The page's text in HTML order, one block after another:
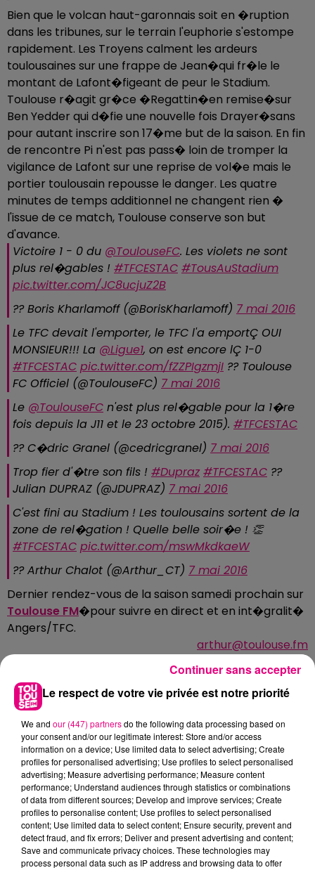
Bien que le volcan haut-garonnais soit en �ruption
dans les tribunes, sur le terrain l'euphorie s'estompe
rapidement. Les Troyens calment les ardeurs
toulousaines sur une frappe de Jean�qui fr�le le
montant de Lafont�figeant de peur le Stadium.
Toulouse r�agit gr�ce �Regattin�en remise�sur
Ben Yedder qui d�fie une nouvelle fois Drayer�sans
pour autant inscrire son 17�me but de la saison. En fin
de rencontre Pi n'est pas pass� loin de tromper la
vigilance de Lafont sur une reprise de vol�e mais le
portier toulousain repousse le danger. Les quatre
minutes de temps additionnel ne changent rien �
l'issue de ce match, Toulouse conserve son but
d'avance.
Victoire 1 - 0 du @ToulouseFC. Les violets ne sont
plus rel�gables ! #TFCESTAC #TousAuStadium
pic.twitter.com/JC8ucjuZ2B
?? Boris Kharlamoff (@BorisKharlamoff) 7 mai 2016
Le TFC devait l'emporter, le TFC l'a emportÇ OUI
MONSIEUR!!! La @Ligue1, on est encore lÇ 1-0
#TFCESTAC pic.twitter.com/fZZPIgzmjI ?? Toulouse
FC Officiel (@ToulouseFC) 7 mai 2016
Le @ToulouseFC n'est plus rel�gable pour la 1�re
fois depuis la J11 et le 23 octobre 2015). #TFCESTAC
?? C�dric Granel (@cedricgranel) 7 mai 2016
Trop fier d'�tre son fils ! #Dupraz #TFCESTAC ??
Julian DUPRAZ (@JDUPRAZ) 7 mai 2016
C'est fini au Stadium ! Les toulousains sortent de la
zone de rel�gation ! Quelle belle soir�e ! 👏
#TFCESTAC pic.twitter.com/mswMkdkaeW
?? Arthur Chalot (@Arthur_CT) 7 mai 2016
Dernier rendez-vous de la saison samedi prochain sur
Toulouse FM�pour suivre en direct et en int�gralit�
Angers/TFC.
arthur@toulouse.fm
À LA UNE
Le respect de votre vie privée est notre priorité
We and our (447) partnersdo the following data processing based on
your consent and/or our legitimate interest: Store and/or access
information on a device; Use limited data to select advertising; Create
profiles for personalised advertising; Use profiles to select personalised
advertising; Measure advertising performance; Measure content
performance; Understand audiences through statistics or combinations
of data from different sources; Develop and improve services; Create
profiles to personalise content; Use profiles to select personalised
content; Use limited data to select content; Ensure security, prevent and
detect fraud, and fix errors; Deliver and present advertising and content;
Save and communicate privacy choices. These technologies may
process personal data such as IP address and browsing data to offer
Continuer sans accepter